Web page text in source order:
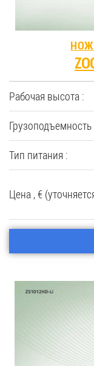
Рабочая высота :
Грузоподъемность
Тип питания :
Цена , €